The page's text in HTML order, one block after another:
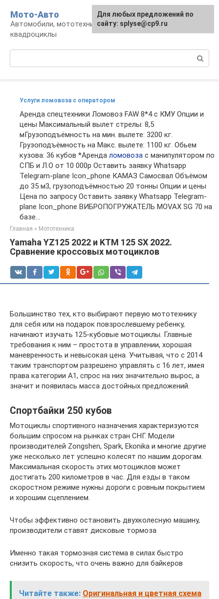
контенту
Мото-Авто
Автомобили, мототехника, снегоходы,
квадроциклы
Услуги ломовоза с оператором
Аренда спецтехники Ломовоз FAW 8*4 с КМУ Опции и
цены Максимальный вылет стрелы: 8,5
мГрузоподъёмность на мин. вылете: 3200 кг.
Грузоподъёмность на Макс. вылете: 1100 кг. Обьем
кузова: 36 кубов *Аренда ломовоза с манипулятором по
СПБ и Л.О от 10 000р Оставить заявку Whatsapp
Telegram-plane Icon_phone КАМАЗ Самосвал Объёмом
до 35 м3, грузоподъёмностью 20 тонны Опции и цены
Цена по запросу Оставить заявку Whatsapp Telegram-
plane Icon_phone ВИБРОПОГРУЖАТЕЛЬ MOVAX SG 70 на
базе...
Главная » Мототехника
Yamaha YZ125 2022 и KTM 125 SX 2022.
Сравнение кроссовых мотоциклов
Большинство тех, кто выбирают первую мототехнику
для себя или на подарок повзрослевшему ребенку,
начинают изучать 125-кубовые мотоциклы. Главные
требования к ним – простота в управлении, хорошая
маневренность и невысокая цена. Учитывая, что с 2014
таким транспортом разрешено управлять с 16 лет, имея
права категории А1, спрос на них значительно вырос, а
значит и появилась масса достойных предложений.
Спортбайки 250 кубов
Мотоциклы спортивного назначения характеризуются
большим спросом на рынках стран СНГ. Модели
производителей Zongshen, Spark, Ekonika и многие другие
уже несколько лет успешно колесят по нашим дорогам.
Максимальная скорость этих мотоциклов может
достигать 200 километров в час. Для езды в таком
скоростном режиме нужны дороги с ровным покрытием
и хорошим сцеплением.
Чтобы эффективно остановить двухколесную машину,
производители ставят дисковые тормоза
Именно такая тормозная система в силах быстро
снизить скорость, что очень важно для байкеров
Читайте также: Оригинальная и цветная схема
Для любых предложений по
сайту: splyse@cp9.ru